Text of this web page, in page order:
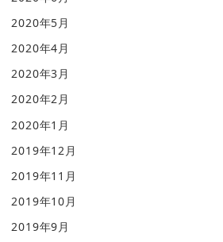
2020年5月
2020年4月
2020年3月
2020年2月
2020年1月
2019年12月
2019年11月
2019年10月
2019年9月